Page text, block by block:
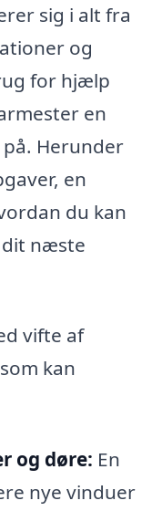
sig i alt fra
og
for hjælp
en
Herunder
en
du kan
næste
vifte af
kan
og døre: En
nye vinduer